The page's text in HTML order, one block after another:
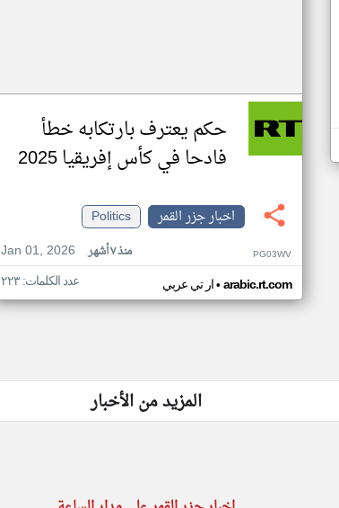
حكم يعترف بارتكابه خطأ
فادحا في كأس إفريقيا 2025
اخبار جزر القمر
Politics
Jan 01, 2026
منذ ٧ أشهر PG03WV
ار تي عربي• arabic.rt.com عدد الكلمات: ٢٢٣
المزيد من الأخبار